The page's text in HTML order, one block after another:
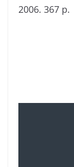
2006. 367 p.